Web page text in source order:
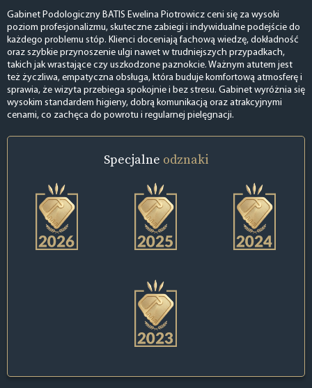
Gabinet Podologiczny BATIS Ewelina Piotrowicz ceni się za wysoki
poziom profesjonalizmu, skuteczne zabiegi i indywidualne podejście do
każdego problemu stóp. Klienci doceniają fachową wiedzę, dokładność
oraz szybkie przynoszenie ulgi nawet w trudniejszych przypadkach,
takich jak wrastające czy uszkodzone paznokcie. Ważnym atutem jest
też życzliwa, empatyczna obsługa, która buduje komfortową atmosferę i
sprawia, że wizyta przebiega spokojnie i bez stresu. Gabinet wyróżnia się
wysokim standardem higieny, dobrą komunikacją oraz atrakcyjnymi
cenami, co zachęca do powrotu i regularnej pielęgnacji.
Specjalne odznaki